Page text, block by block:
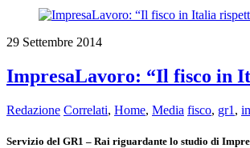
29 Settembre 2014
ImpresaLavoro: “Il fisco in
Redazione Correlati, Home, Media fisco, gr1 ,
Servizio del GR1 – Rai riguardante lo studio di